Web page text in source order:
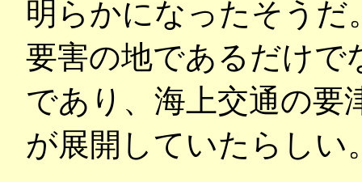
明らかになったそうだ
要害の地であるだけで
であり、海上交通の要
が展開していたらしい